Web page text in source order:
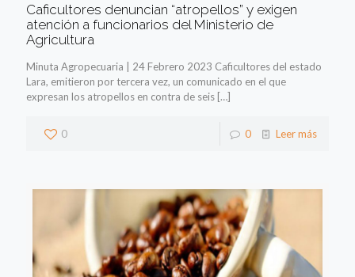
Caficultores denuncian “atropellos” y exigen
atención a funcionarios del Ministerio de
Agricultura
Minuta Agropecuaria | 24 Febrero 2023 Caficultores del estado
Lara, emitieron por tercera vez, un comunicado en el que
expresan los atropellos en contra de seis […]
0 0 Leer más